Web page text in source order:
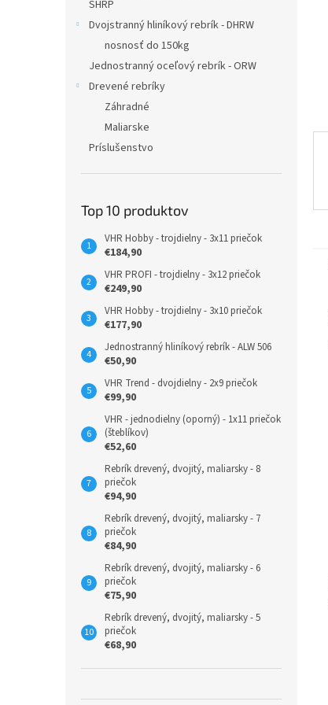
SHRP
Dvojstranný hliníkový rebrík - DHRW
nosnosť do 150kg
Jednostranný oceľový rebrík - ORW
Drevené rebríky
Záhradné
Maliarske
Príslušenstvo
Top 10 produktov
VHR Hobby - trojdielny - 3x11 priečok
€184,90
VHR PROFI - trojdielny - 3x12 priečok
€249,90
VHR Hobby - trojdielny - 3x10 priečok
€177,90
Jednostranný hliníkový rebrík - ALW 506
€50,90
VHR Trend - dvojdielny - 2x9 priečok
€99,90
VHR - jednodielny (oporný) - 1x11 priečok
(šteblíkov)
€52,60
Rebrík drevený, dvojitý, maliarsky - 8
priečok
€94,90
Rebrík drevený, dvojitý, maliarsky - 7
priečok
€84,90
Rebrík drevený, dvojitý, maliarsky - 6
priečok
€75,90
Rebrík drevený, dvojitý, maliarsky - 5
priečok
€68,90